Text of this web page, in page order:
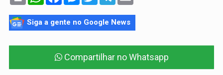
Siga a gente no Google News
Compartilhar no Whatsapp